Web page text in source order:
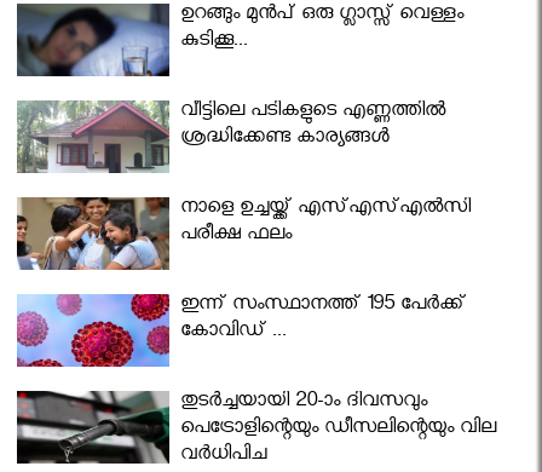
ഉറങ്ങും മുന്‍പ് ഒരു ഗ്ലാസ്സ് വെള്ളം
കുടിക്കൂ...
വീട്ടിലെ പടികളുടെ എണ്ണത്തിൽ
ശ്രദ്ധിക്കേണ്ട കാര്യങ്ങൾ
നാളെ ഉച്ചയ്ക്ക് എസ്എസ്എല്‍സി
പരീക്ഷ ഫലം
ഇന്ന് സംസ്ഥാനത്ത് 195 പേര്‍ക്ക്
കോവിഡ് ...
തുടർച്ചയായി 20-ാം ദിവസവും
പെട്രോളിന്റെയും ഡീസലിന്റെയും വില
വര്‍ധിപ്പിച്ചു